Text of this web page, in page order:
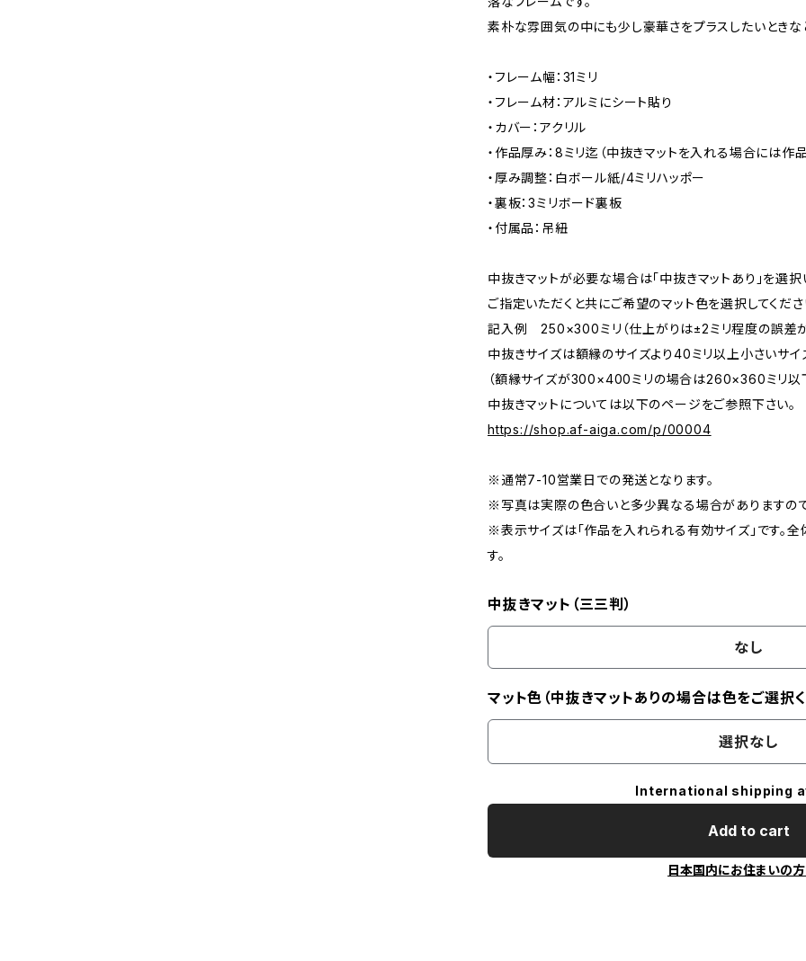
素朴な雰囲気の中にも少し豪華さをプラスしたいときな
・フレーム幅：31ミリ
・フレーム材：アルミにシート貼り
・カバー：アクリル
・作品厚み：8ミリ迄（中抜きマットを入れる場合には作
・厚み調整：白ボール紙/4ミリハッポー
・裏板：3ミリボード裏板
・付属品：吊紐
中抜きマットが必要な場合は「中抜きマットあり」を選
ご指定いただくと共にご希望のマット色を選択してくださ
記入例 250×300ミリ（仕上がりは±2ミリ程度の誤差が
中抜きサイズは額縁のサイズより40ミリ以上小さいサイ
（額縁サイズが300×400ミリの場合は260×360ミリ以
中抜きマットについては以下のページをご参照下さい。
https://shop.af-aiga.com/p/00004
※通常7-10営業日での発送となります。
※写真は実際の色合いと多少異なる場合がありますので
※表示サイズは「作品を入れられる有効サイズ」です。
す。
中抜きマット（三三判）
なし
マット色（中抜きマットありの場合は色をご選択く
選択なし
International shipping
Add to cart
日本国内にお住まいの